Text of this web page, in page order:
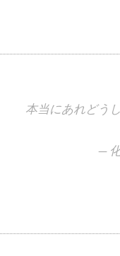
本当にあれどう
—